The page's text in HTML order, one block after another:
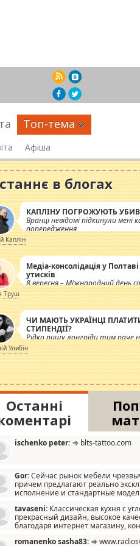
Топ-тема
Афіша
в блогах
КАПЛІНУ ПОГРОЖУЮТЬ
Вранці невідомі підкинули мені
попередження
Каплін
Медіа-консолідація у
утисків
8 вересня – Міжнародний день
журналістів.
Труш
ЧИ МАЮТЬ УКРАЇНЦІ
СТИПЕНДІЇ?
Рідко пишу лонгріди тим паче
але вже просто дістало!
інсенуації навколо
Штучно роздувається ще одна
катастрофа.
Улибін
Останні
ischenko peter: ⇒ blts-tattoo.com
Gor:Сейчас рынок мебели
причем предлагают реально
исполнение и стандартные
мало походит на стандартные
и что главное - со
ненужных наворотов удорожающих
tavaseni: Классическая кухня с
прекрасный дизайн, высокое
благодаря интернет магазину,
romanenko sasha83: ⇒